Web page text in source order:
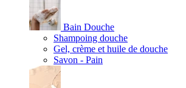
Bain Douche
Shampoing douche
Gel, crème et huile de douche
Savon - Pain